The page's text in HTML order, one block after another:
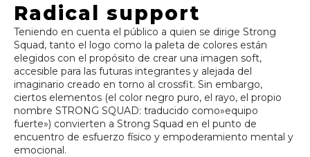
Radical support
Teniendo en cuenta el público a quien se dirige Strong
Squad, tanto el logo como la paleta de colores están
elegidos con el propósito de crear una imagen soft,
accesible para las futuras integrantes y alejada del
imaginario creado en torno al crossfit. Sin embargo,
ciertos elementos (el color negro puro, el rayo, el propio
nombre STRONG SQUAD: traducido como»equipo
fuerte») convierten a Strong Squad en el punto de
encuentro de esfuerzo físico y empoderamiento mental y
emocional.